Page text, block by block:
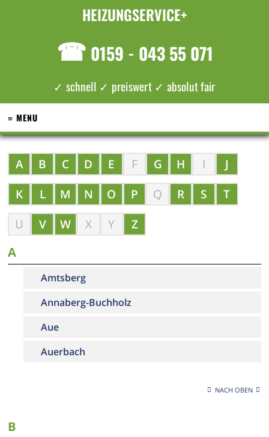
HEIZUNGSERVICE+
☎ 0159 - 043 55 071
✓ schnell ✓ preiswert ✓ absolut fair
≡ MENU
A B C D E F G H I
J
K
L M N O P Q R S
T
U
V W X Y
Z
A
Amtsberg
Annaberg-Buchholz
Aue
Auerbach
NACH OBEN
B